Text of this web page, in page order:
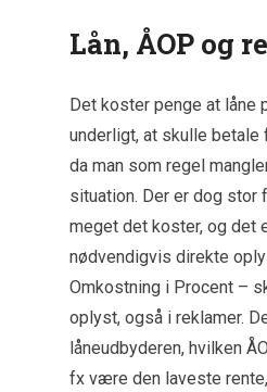
Lån, ÅOP og
Det koster penge at låne
underligt, at skulle betale
da man som regel
situation. Der er dog stor
meget det koster, og det
nødvendigvis direkte
Omkostning i Procent –
oplyst, også i reklamer.
låneudbyderen, hvilken
fx være den laveste